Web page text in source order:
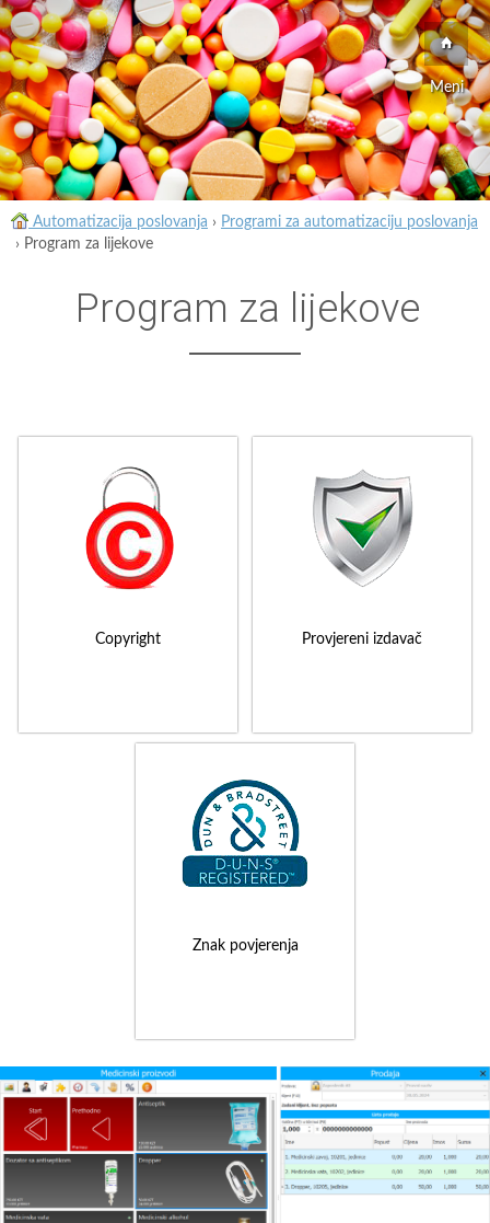
Meni
Automatizacija poslovanja › Programi za automatizaciju poslovanja
› Program za lijekove
Program za lijekove
Copyright Provjereni izdavač
Znak povjerenja